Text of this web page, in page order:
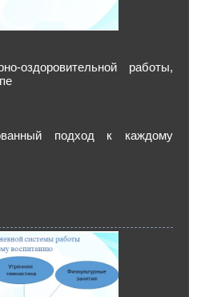
оздоровительной работы,
подход к каждому